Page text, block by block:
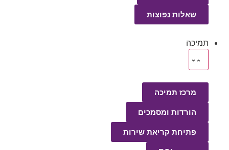
שאלות נפוצות
תמיכה
מרכז תמיכה
הורדות ומסמכים
פתיחת קריאת שירות